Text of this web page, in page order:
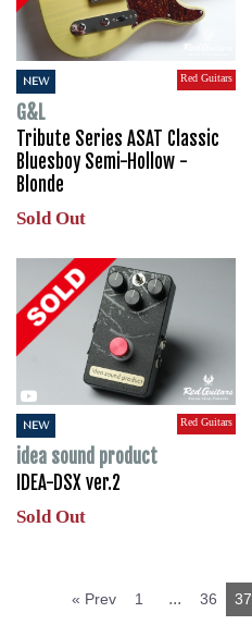
NEW Red Guitars
G&L
Tribute Series ASAT Classic
Bluesboy Semi-Hollow -
Blonde
Sold Out
NEW Red Guitars
idea sound product
IDEA-DSX ver.2
Sold Out
« Prev 1 ... 36 37